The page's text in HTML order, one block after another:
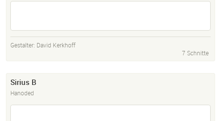
Gestalter: David Kerkhoff
7 Schnitte
Sirius B
Hanoded